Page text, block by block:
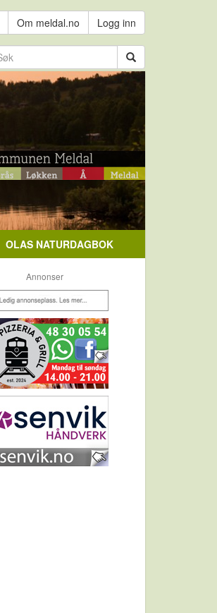
Om meldal.no Logg inn
OLAS NATURDAGBOK
Annonser